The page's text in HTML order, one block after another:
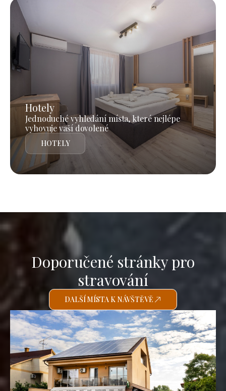
Hotely
Jednoduché vyhledání místa, které nejlépe
vyhovuje vaší dovolené
HOTELY
Doporučené stránky pro
stravování
DALŠÍ MÍSTA K NÁVŠTĚVĚ